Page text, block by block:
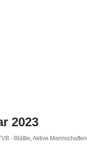
2023
- Blättle,Aktive Mannschaften